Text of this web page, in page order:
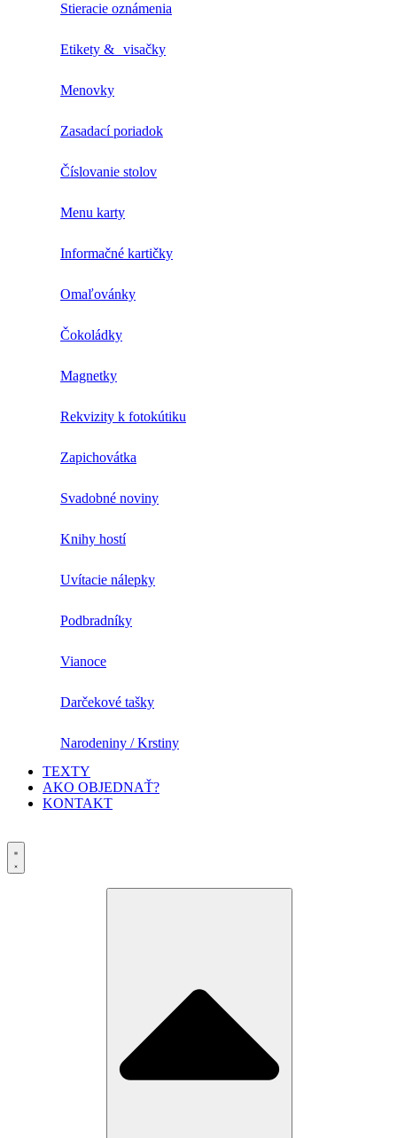
Stieracie oznámenia
Etikety & visačky
Menovky
Zasadací poriadok
Číslovanie stolov
Menu karty
Informačné kartičky
Omaľovánky
Čokoládky
Magnetky
Rekvizity k fotokútiku
Zapichovátka
Svadobné noviny
Knihy hostí
Uvítacie nálepky
Podbradníky
Vianoce
Darčekové tašky
Narodeniny / Krstiny
TEXTY
AKO OBJEDNAŤ?
KONTAKT